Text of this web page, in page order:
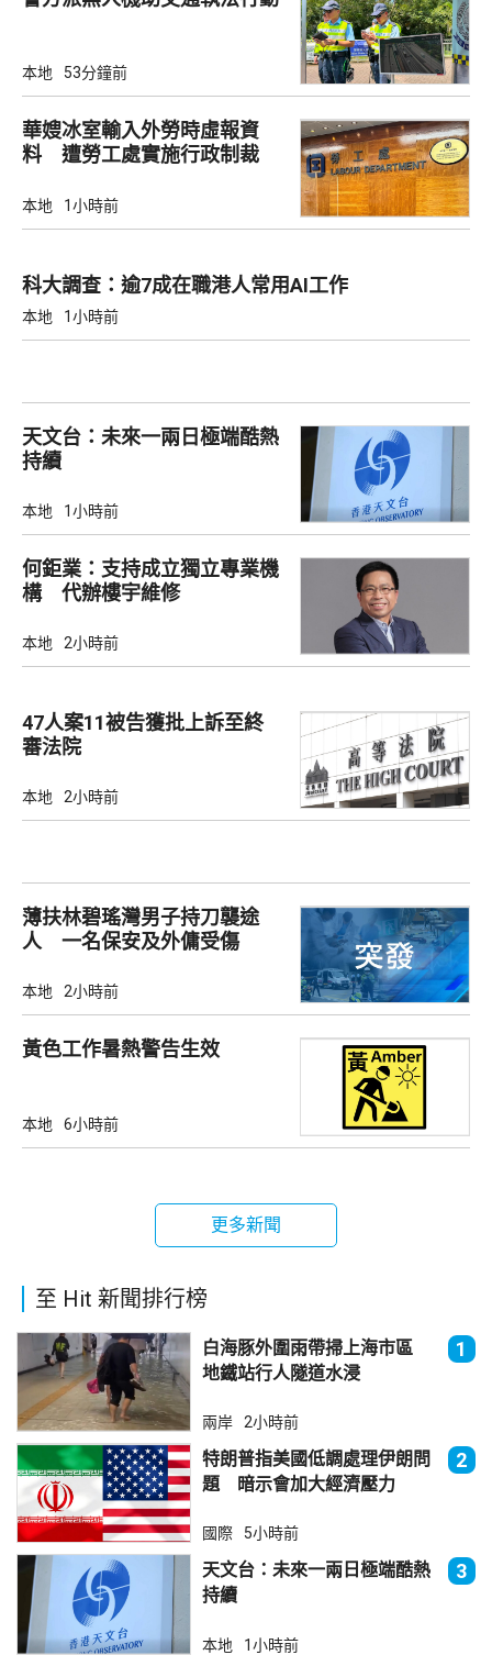
本地 53分鐘前
華嫂冰室輸入外勞時虛報資
料 遭勞工處實施行政制裁
本地 1小時前
科大調查：逾7成在職港人常用AI工作
本地 1小時前
天文台：未來一兩日極端酷熱
持續
本地 1小時前
何鉅業：支持成立獨立專業機
構 代辦樓宇維修
本地 2小時前
47人案11被告獲批上訴至終
審法院
本地 2小時前
薄扶林碧瑤灣男子持刀襲途
人 一名保安及外傭受傷
本地 2小時前
黃色工作暑熱警告生效
本地 6小時前
更多新聞
至 Hit 新聞排行榜
白海豚外圍雨帶掃上海市區
地鐵站行人隧道水浸
1
兩岸 2小時前
特朗普指美國低調處理伊朗問
題 暗示會加大經濟壓力
2
國際 5小時前
天文台：未來一兩日極端酷熱
持續
3
本地 1小時前